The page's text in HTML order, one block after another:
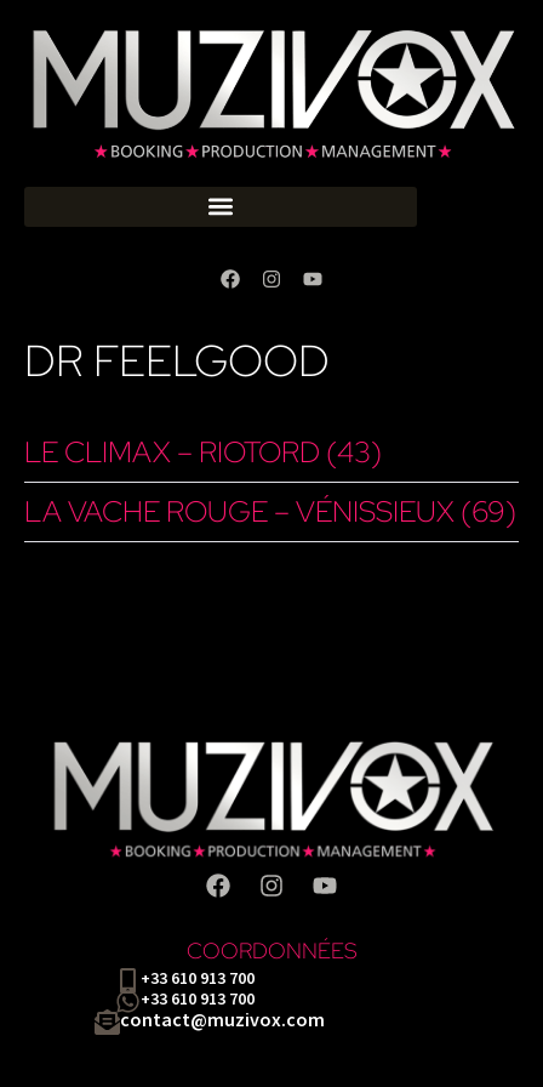
DR FEELGOOD
LE CLIMAX – RIOTORD (43)
LA VACHE ROUGE – VÉNISSIEUX (69)
COORDONNÉES
+33 610 913 700
+33 610 913 700
contact@muzivox.com